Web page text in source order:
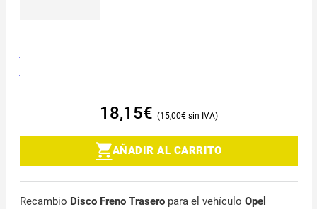
18,15€ 15,00€
AÑADIR AL CARRITO
Recambio Disco Freno Traseropara el vehículo Opel